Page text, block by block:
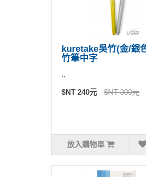
kuretake吳竹(金/銀
竹筆中字
..
$NT 240元 $NT 300元
放入購物車